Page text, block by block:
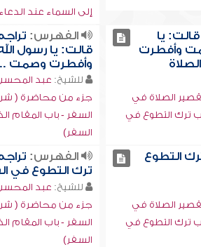
إلى السماء عند
يا
وأفطرت
الصلاة في
ترك التطوع في
الفهرس:
قالت: يا رسول
وأفطرت وصمت ...)
للشيخ: عبد
جزء من محاضرة (
السفر - باب المقام
السفر)
التطوع
الصلاة في
ترك التطوع في
الفهرس:
ترك التطوع في
للشيخ: عبد
جزء من محاضرة (
السفر - باب المقام
السفر)